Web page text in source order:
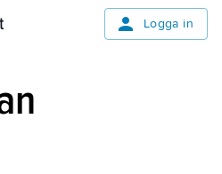
Logga in